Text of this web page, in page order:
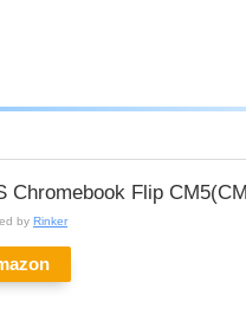
Chromebook Flip
by Rinker